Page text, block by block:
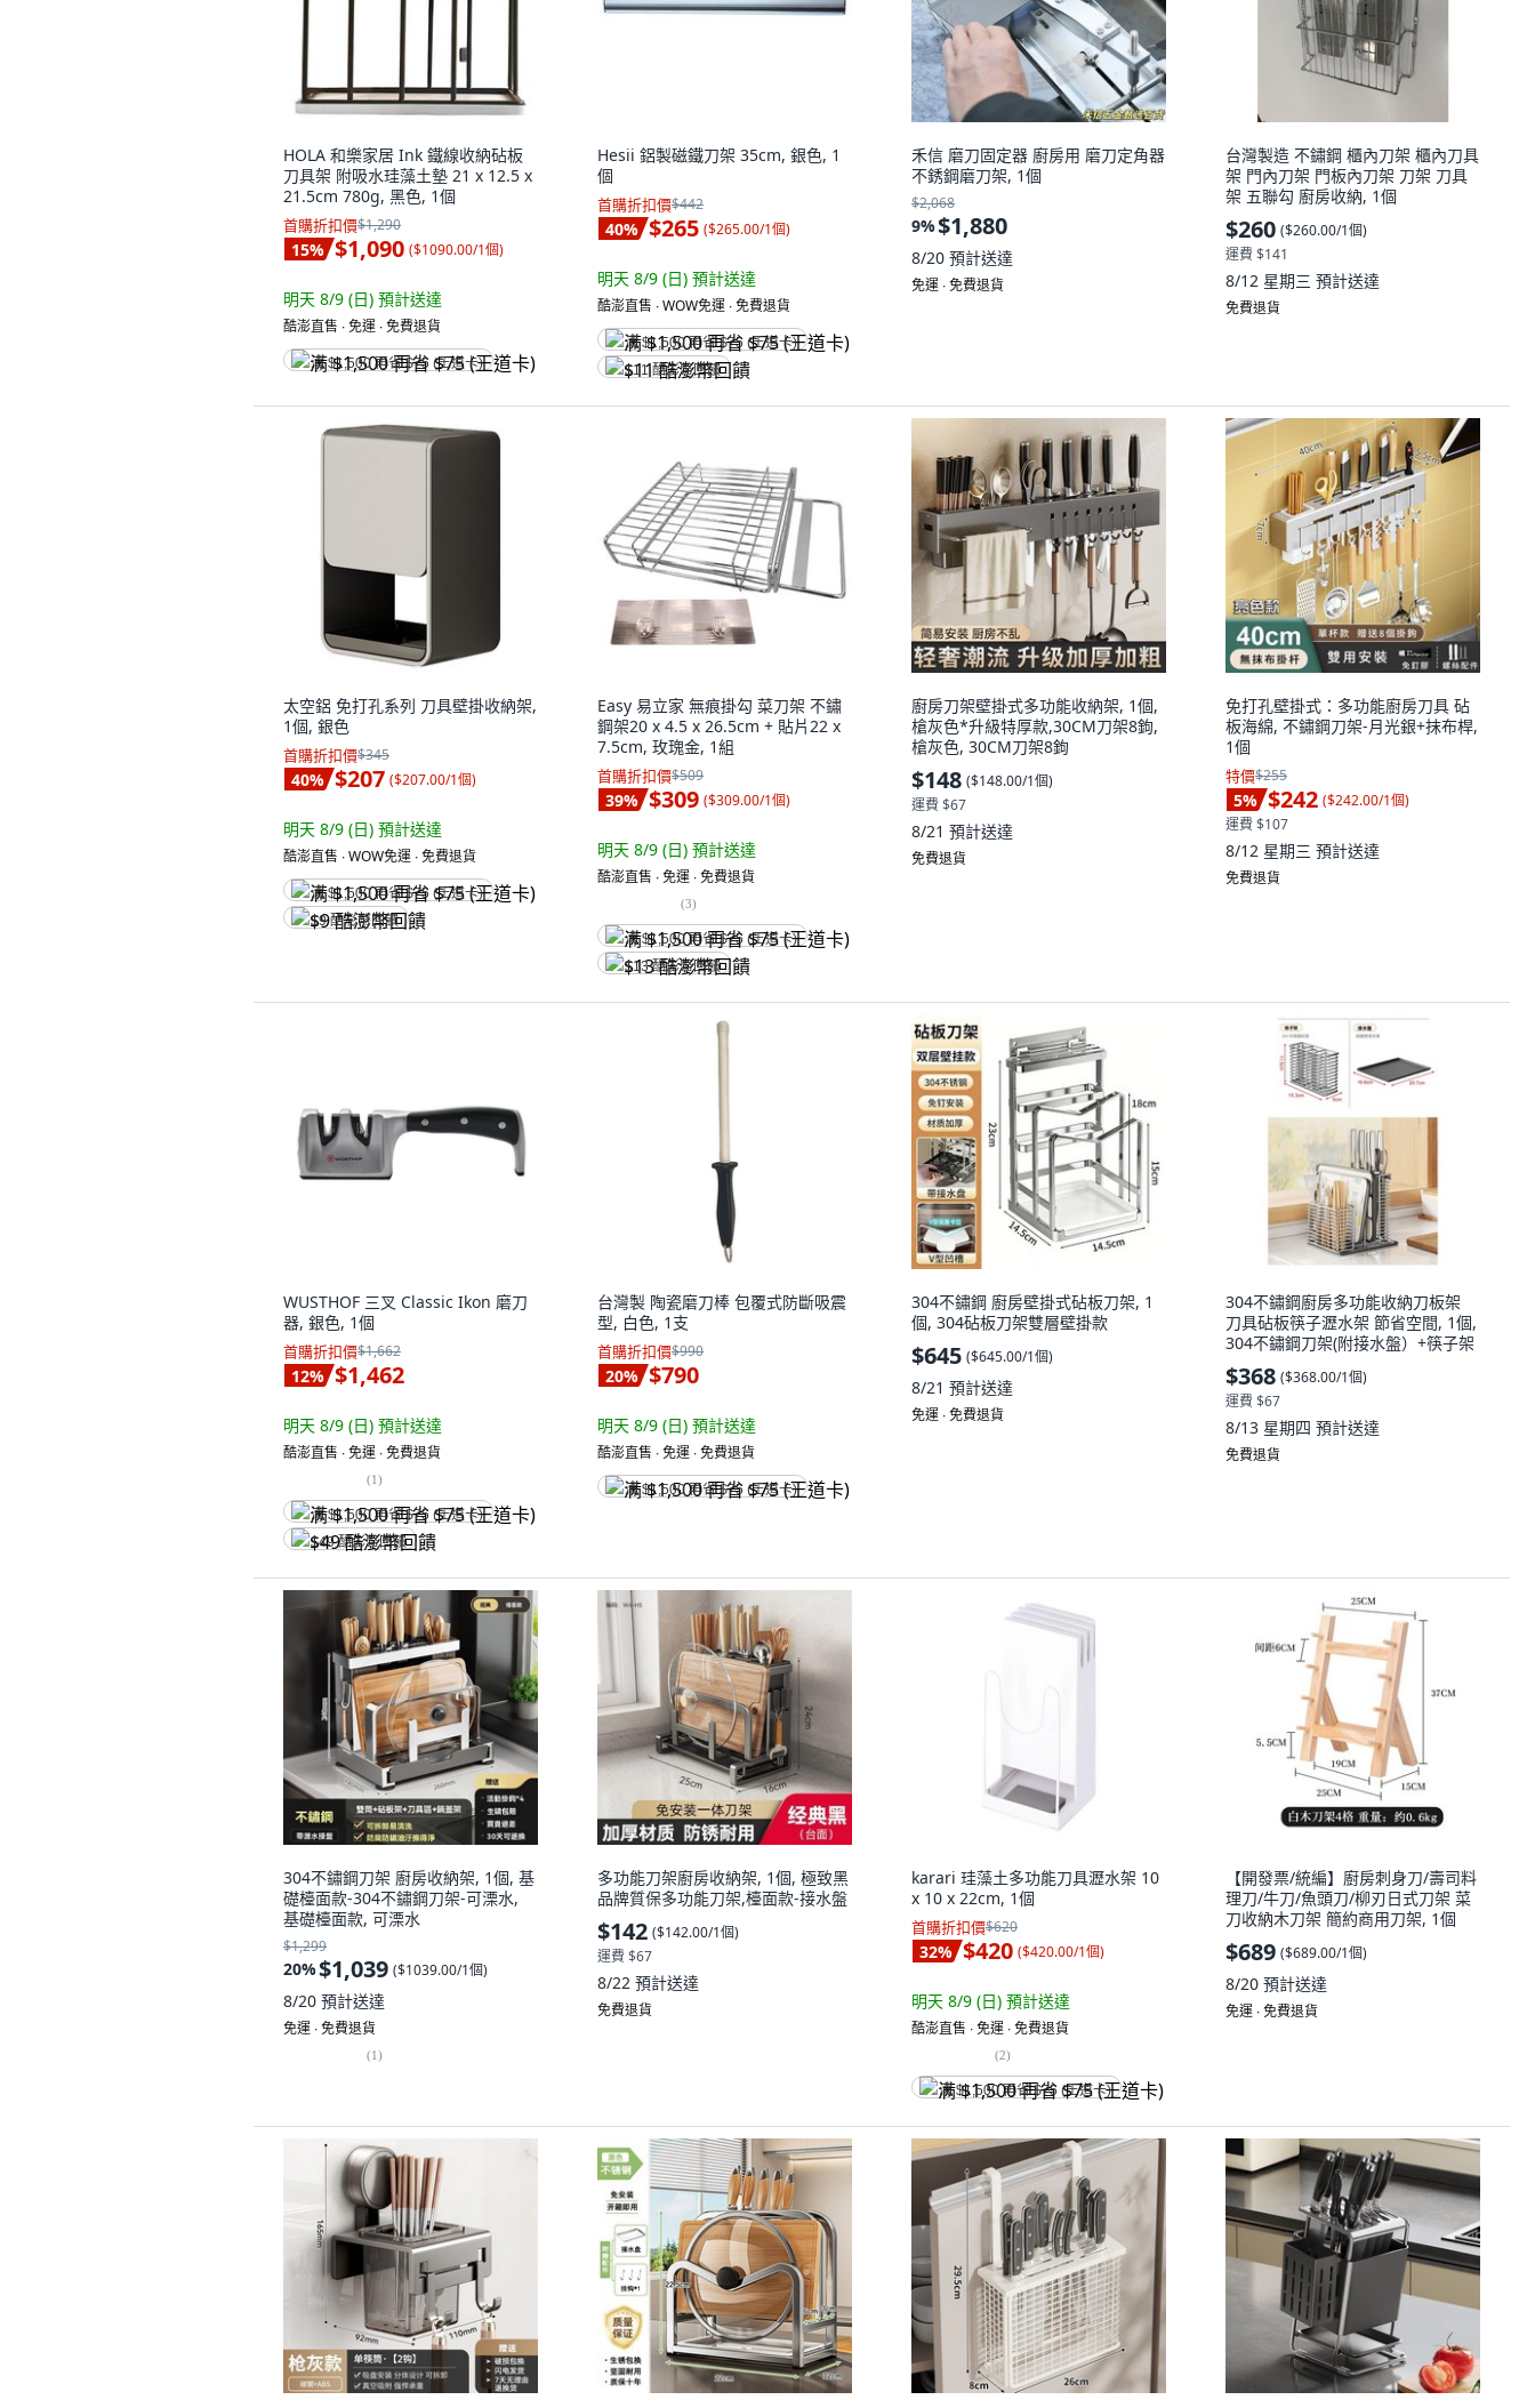
HOLA 和樂家居 Ink 鐵線收納砧板
刀具架 附吸水珪藻土墊 21 x 12.5 x
21.5cm 780g, 黑色, 1個
首購折扣價$1,290
15% $1,090 ($1090.00/1個)
明天 8/9 (日) 預計送達
酷澎直售 ∙ 免運 ∙ 免費退貨
满 $1,500 再省 $75 (王道卡)
Hesii 鋁製磁鐵刀架 35cm, 銀色, 1
個
首購折扣價$442
40% $265 ($265.00/1個)
明天 8/9 (日) 預計送達
酷澎直售 ∙ WOW免運 ∙ 免費退貨
满 $1,500 再省 $75 (王道卡)
$11 酷澎幣回饋
禾信 磨刀固定器 廚房用 磨刀定角器
不銹鋼磨刀架, 1個
$2,068
9%$1,880
8/20 預計送達
免運 ∙ 免費退貨
台灣製造 不鏽鋼 櫃內刀架 櫃內刀具
架 門內刀架 門板內刀架 刀架 刀具
架 五聯勾 廚房收納, 1個
$260 ($260.00/1個)
運費 $141
8/12 星期三 預計送達
免費退貨
太空鋁 免打孔系列 刀具壁掛收納架,
1個, 銀色
首購折扣價$345
40% $207 ($207.00/1個)
明天 8/9 (日) 預計送達
酷澎直售 ∙ WOW免運 ∙ 免費退貨
满 $1,500 再省 $75 (王道卡)
$9 酷澎幣回饋
Easy 易立家 無痕掛勾 菜刀架 不鏽
鋼架20 x 4.5 x 26.5cm + 貼片22 x
7.5cm, 玫瑰金, 1組
首購折扣價$509
39% $309 ($309.00/1個)
明天 8/9 (日) 預計送達
酷澎直售 ∙ 免運 ∙ 免費退貨
(3)
满 $1,500 再省 $75 (王道卡)
$13 酷澎幣回饋
廚房刀架壁掛式多功能收納架, 1個,
槍灰色*升級特厚款,30CM刀架8鉤,
槍灰色, 30CM刀架8鉤
$148 ($148.00/1個)
運費 $67
8/21 預計送達
免費退貨
免打孔壁掛式：多功能廚房刀具 砧
板海綿, 不鏽鋼刀架-月光銀+抹布桿,
1個
特價$255
5% $242 ($242.00/1個)
運費 $107
8/12 星期三 預計送達
免費退貨
WUSTHOF 三叉 Classic Ikon 磨刀
器, 銀色, 1個
首購折扣價$1,662
12% $1,462
明天 8/9 (日) 預計送達
酷澎直售 ∙ 免運 ∙ 免費退貨
(1)
满 $1,500 再省 $75 (王道卡)
$49 酷澎幣回饋
台灣製 陶瓷磨刀棒 包覆式防斷吸震
型, 白色, 1支
首購折扣價$990
20% $790
明天 8/9 (日) 預計送達
酷澎直售 ∙ 免運 ∙ 免費退貨
满 $1,500 再省 $75 (王道卡)
304不鏽鋼 廚房壁掛式砧板刀架, 1
個, 304砧板刀架雙層壁掛款
$645 ($645.00/1個)
8/21 預計送達
免運 ∙ 免費退貨
304不鏽鋼廚房多功能收納刀板架
刀具砧板筷子瀝水架 節省空間, 1個,
304不鏽鋼刀架(附接水盤）+筷子架
$368 ($368.00/1個)
運費 $67
8/13 星期四 預計送達
免費退貨
304不鏽鋼刀架 廚房收納架, 1個, 基
礎檯面款-304不鏽鋼刀架-可溧水,
基礎檯面款, 可溧水
$1,299
20%$1,039 ($1039.00/1個)
8/20 預計送達
免運 ∙ 免費退貨
(1)
多功能刀架廚房收納架, 1個, 極致黑
品牌質保多功能刀架,檯面款-接水盤
$142 ($142.00/1個)
運費 $67
8/22 預計送達
免費退貨
karari 珪藻土多功能刀具瀝水架 10
x 10 x 22cm, 1個
首購折扣價$620
32% $420 ($420.00/1個)
明天 8/9 (日) 預計送達
酷澎直售 ∙ 免運 ∙ 免費退貨
(2)
满 $1,500 再省 $75 (王道卡)
【開發票/統編】廚房刺身刀/壽司料
理刀/牛刀/魚頭刀/柳刃日式刀架 菜
刀收納木刀架 簡約商用刀架, 1個
$689 ($689.00/1個)
8/20 預計送達
免運 ∙ 免費退貨